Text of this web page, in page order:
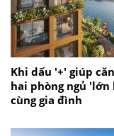
Khi dấu '+' giúp
hai phòng ngủ 'lớn
cùng gia đình